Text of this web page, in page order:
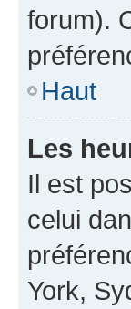
forum).
Haut
Les
Il est
celui
York,